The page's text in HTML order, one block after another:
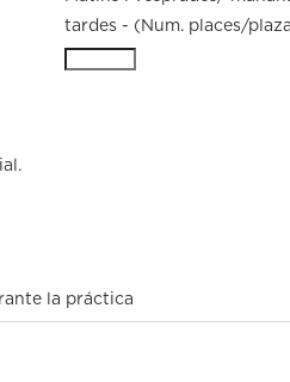
tardes - (Num. places/
la práctica